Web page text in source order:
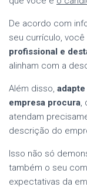
De acordo com
seu currículo,
profissional e
alinham com a
Além disso,
empresa procura,
atendam
descrição do
Isso não só
também o seu
expectativas da